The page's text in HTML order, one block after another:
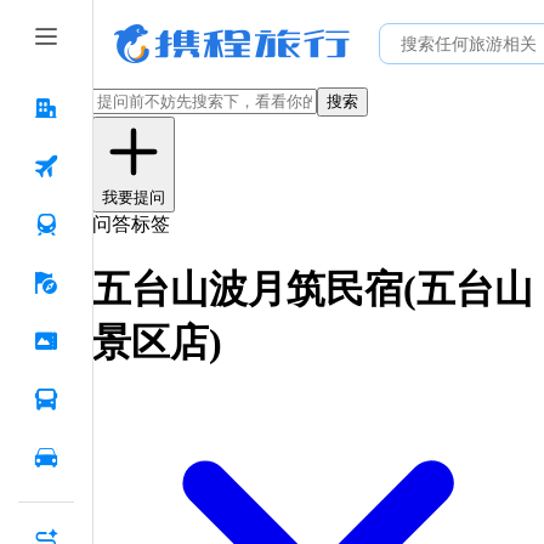
搜索
我要提问
问答标签
五台山波月筑民宿(五台山
景区店)